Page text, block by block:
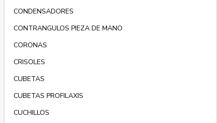
CONDENSADORES
CONTRANGULOS PIEZA DE MANO
CORONAS
CRISOLES
CUBETAS
CUBETAS PROFILAXIS
CUCHILLOS